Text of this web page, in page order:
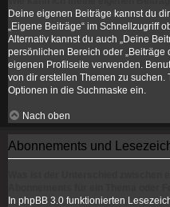
Deine eigenen Beiträge kannst du
„Eigene Beiträge“ im Schnellzugriff
Alternativ kannst du auch „Deine
persönlichen Bereich oder „Beiträge
eigenen Profilseite verwenden.
von dir erstellen Themen zu suchen.
Optionen in die Suchmaske ein.
Nach oben
Abonnements und
In phpBB 3.0 funktionierten